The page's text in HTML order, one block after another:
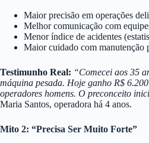
Maior precisão em operações
Melhor comunicação com
Menor índice de acidentes
Maior cuidado com manutenção
Testimunho Real: “Comecei aos 35
máquina pesada. Hoje ganho R$
operadores homens. O preconceito
Maria Santos, operadora há 4 anos.
Mito 2: “Precisa Ser Muito Forte”